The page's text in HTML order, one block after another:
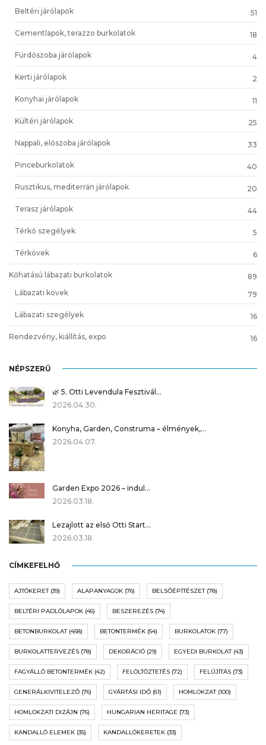
Beltéri járólapok
51
Cementlapok, terazzo burkolatok 18
Fürdőszoba járólapok 4
Kerti járólapok 2
Konyhai járólapok 11
Kültéri járólapok 25
Nappali, előszoba járólapok 33
Pinceburkolatok 40
Rusztikus, mediterrán járólapok 20
Terasz járólapok 44
Térkő szegélyek 5
Térkövek 6
Kőhatású lábazati burkolatok
89
Lábazati kövek
79
Lábazati szegélyek 16
Rendezvény, kiállítás, expo 16
NÉPSZERŰ
🌿 5. Otti Levendula Fesztivál…
2026.04.30.
Konyha, Garden, Construma – élmények,…
2026.04.07.
Garden Expo 2026 – indul…
2026.03.18.
Lezajlott az első Otti Start…
2026.03.18.
CÍMKEFELHŐ
AJTÓKERET(39) ALAPANYAGOK (76) BELSŐÉPÍTÉSZET(78)
BELTÉRI PADLÓLAPOK (46) BESZEREZÉS (74)
BETONBURKOLAT(458) BETONTERMÉK (54) BURKOLATOK (77)
BURKOLATTERVEZÉS (78) DEKORÁCIÓ (29) EGYEDI BURKOLAT(43)
FAGYÁLLÓ BETONTERMÉK (42) FELÖLTÖZTETÉS (72) FELÚJÍTÁS (73)
GENERÁLKIVITELEZŐ (76) GYÁRTÁSI IDŐ (61) HOMLOKZAT(100)
HOMLOKZATI DIZÁJN (76) HUNGARIAN HERITAGE (73)
KANDALLÓ ELEMEK (35) KANDALLÓKERETEK (33)